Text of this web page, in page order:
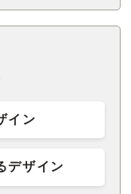
イン
デザイン